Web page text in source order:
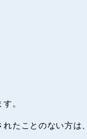
。
たことのない方は、